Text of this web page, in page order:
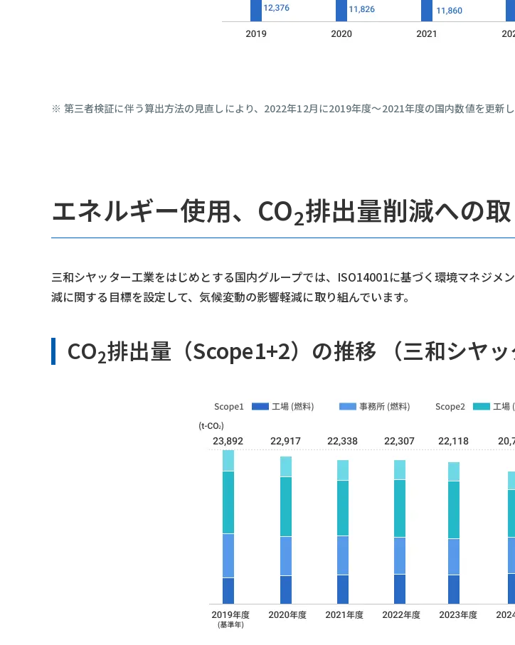
第三者検証に伴う算出方法の見直しにより、2022年12月に2019年度～2021年度の国内数値を更新
エネルギー使用、CO2排出量削減への
三和シヤッター工業をはじめとする国内グループでは、ISO14001に基づく環境マネジメ
減に関する目標を設定して、気候変動の影響軽減に取り組んでいます。
CO2排出量（Scope1+2）の推移 （三和シヤッ